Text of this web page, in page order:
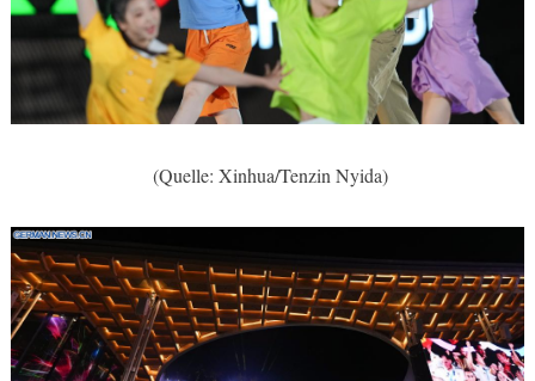
(Quelle: Xinhua/Tenzin Nyida)